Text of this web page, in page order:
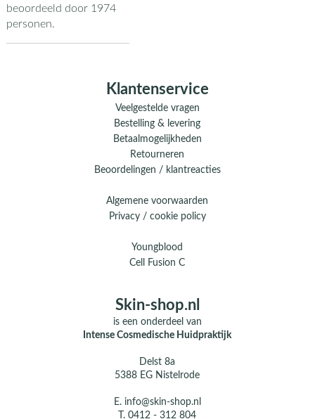
beoordeeld door 1974
personen.
Klantenservice
Veelgestelde vragen
Bestelling & levering
Betaalmogelijkheden
Retourneren
Beoordelingen / klantreacties
Algemene voorwaarden
Privacy / cookie policy
Youngblood
Cell Fusion C
Skin-shop.nl
is een onderdeel van
Intense Cosmedische Huidpraktijk
Delst 8a
5388 EG Nistelrode
E. info@skin-shop.nl
T.0412 - 312 804